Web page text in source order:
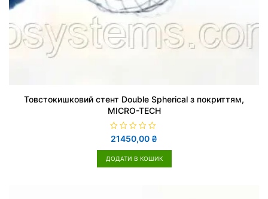
Товстокишковий стент Double Spherical з покриттям,
MICRO-TECH
О
ц
і
н
21450,00 ₴
ДОДАТИ В КОШИК